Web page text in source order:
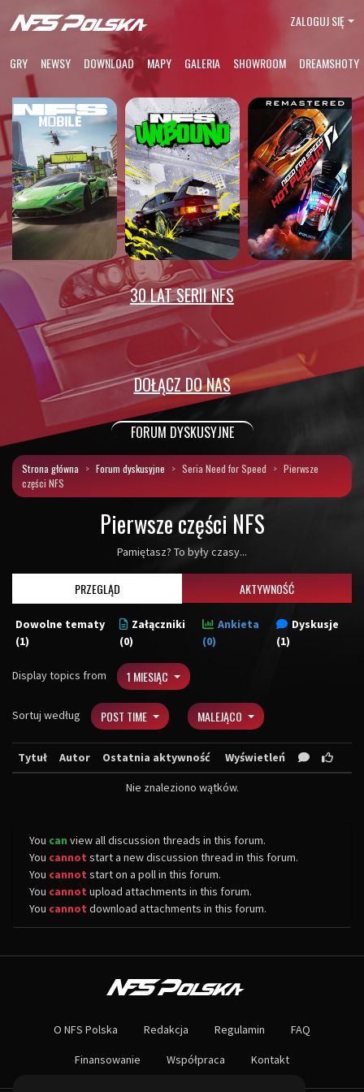
GRY NEWSY DOWNLOAD MAPY GALERIA SHOWROOM DREAMSHOTY
ZALOGUJ SIĘ
30 LAT SERII NFS
DOŁĄCZ DO NAS
FORUM DYSKUSYJNE
Strona główna Forum dyskusyjne Seria Need for Speed
Pierwsze
części NFS
Pierwsze części NFS
Pamiętasz? To były czasy...
PRZEGLĄD AKTYWNOŚĆ
Dowolne tematy
(1)
Załączniki
(0)
Ankieta
(0)
Dyskusje
(1)
Display topics from 1 MIESIĄC
Sortuj według POST TIME MALEJĄCO
Tytuł Autor Ostatnia aktywność Wyświetleń
Nie znaleziono wątków.
You can view all discussion threads in this forum.
You cannot start a new discussion thread in this forum.
You cannot start on a poll in this forum.
You cannot upload attachments in this forum.
You cannot download attachments in this forum.
Największa społeczność Need for Speed w Polsce! Znajdziesz u nas
Nie czekaj dłużej - wstąp do naszej społeczności! Czekamy na ciebie!
O NFS Polska Redakcja Regulamin FAQ
Finansowanie Współpraca Kontakt